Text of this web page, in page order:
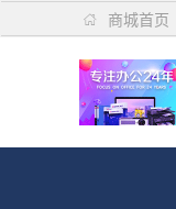
 商城首页